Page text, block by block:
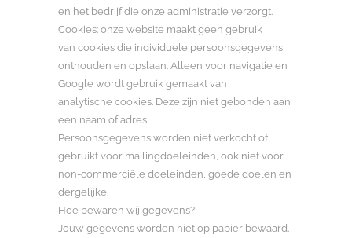
en het bedrijf die onze administratie verzorgt.
Cookies: onze website maakt geen gebruik
van cookies die individuele persoonsgegevens
onthouden en opslaan. Alleen voor navigatie en
Google wordt gebruik gemaakt van
analytische cookies. Deze zijn niet gebonden aan
een naam of adres.
Persoonsgegevens worden niet verkocht of
gebruikt voor mailingdoeleinden, ook niet voor
non-commerciële doeleinden, goede doelen en
dergelijke.
Hoe bewaren wij gegevens?
Jouw gegevens worden niet op papier bewaard.